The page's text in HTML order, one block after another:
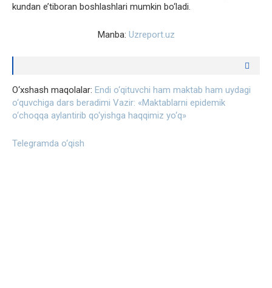
kundan e’tiboran boshlashlari mumkin bo‘ladi.
Manba: Uzreport.uz
O‘xshash maqolalar: Endi o‘qituvchi ham maktab ham uydagi
o‘quvchiga dars beradimi Vazir: «Maktablarni epidemik
o‘choqqa aylantirib qo‘yishga haqqimiz yo‘q»
Telegramda o‘qish